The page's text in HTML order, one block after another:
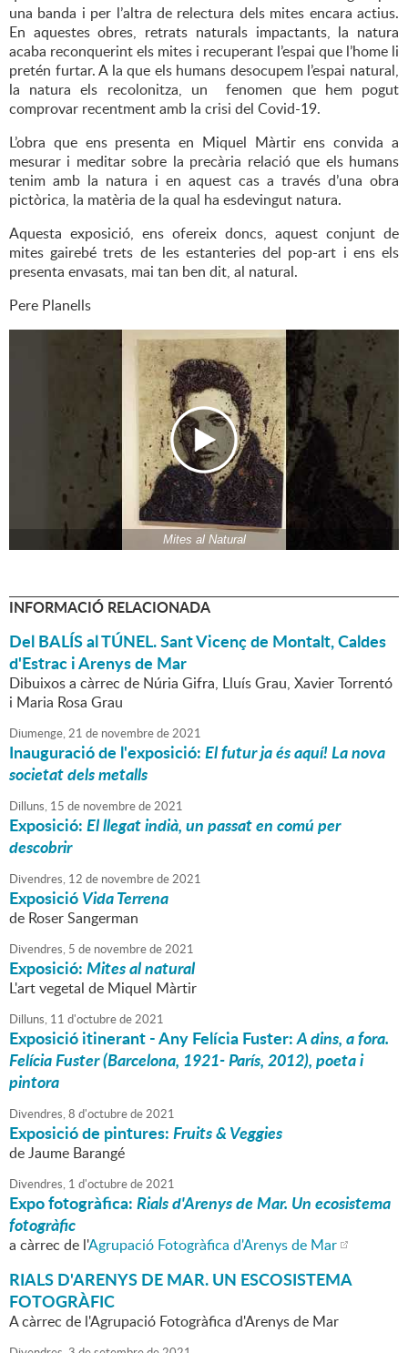
una banda i per l’altra de relectura dels mites encara actius.
En aquestes obres, retrats naturals impactants, la natura
acaba reconquerint els mites i recuperant l’espai que l’home li
pretén furtar. A la que els humans desocupem l’espai natural,
la natura els recolonitza, un fenomen que hem pogut
comprovar recentment amb la crisi del Covid-19.
L’obra que ens presenta en Miquel Màrtir ens convida a
mesurar i meditar sobre la precària relació que els humans
tenim amb la natura i en aquest cas a través d’una obra
pictòrica, la matèria de la qual ha esdevingut natura.
Aquesta exposició, ens ofereix doncs, aquest conjunt de
mites gairebé trets de les estanteries del pop-art i ens els
presenta envasats, mai tan ben dit, al natural.
Pere Planells
Mites al Natural
INFORMACIÓ RELACIONADA
Del BALÍS al TÚNEL. Sant Vicenç de Montalt, Caldes
d'Estrac i Arenys de Mar
Dibuixos a càrrec de Núria Gifra, Lluís Grau, Xavier Torrentó
i Maria Rosa Grau
Diumenge,21 de novembrede2021
Inauguració de l'exposició:El futur ja és aquí! La nova
societat dels metalls
Dilluns, 15 de novembrede2021
Exposició:El llegat indià, un passat en comú per
descobrir
Divendres, 12 de novembrede2021
ExposicióVida Terrena
de Roser Sangerman
Divendres, 5 de novembrede2021
Exposició:Mites al natural
L'art vegetal de Miquel Màrtir
Dilluns, 11 d'octubrede2021
Exposició itinerant - Any Felícia Fuster:A dins, a fora.
Felícia Fuster (Barcelona, 1921- París, 2012), poeta i
pintora
Divendres,8 d'octubrede2021
Exposició de pintures:Fruits & Veggies
de Jaume Barangé
Divendres, 1 d'octubrede2021
Expo fotogràfica:Rials d'Arenys de Mar. Un ecosistema
fotogràfic
a càrrec de l'Agrupació Fotogràfica d'Arenys de Mar
RIALS D'ARENYS DE MAR. UN ESCOSISTEMA
FOTOGRÀFIC
A càrrec de l'Agrupació Fotogràfica d'Arenys de Mar